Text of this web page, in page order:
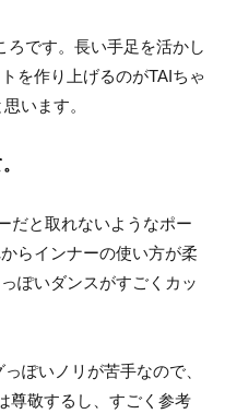
ろです。長い手足を活かし
を作り上げるのがTAIちゃ
います。
だと取れないようなポー
らインナーの使い方が柔
ぽいダンスがすごくカッ
ぽいノリが苦手なので、
尊敬するし、すごく参考